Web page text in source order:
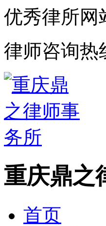
优秀律所网
律师咨询热
重庆鼎之
首页